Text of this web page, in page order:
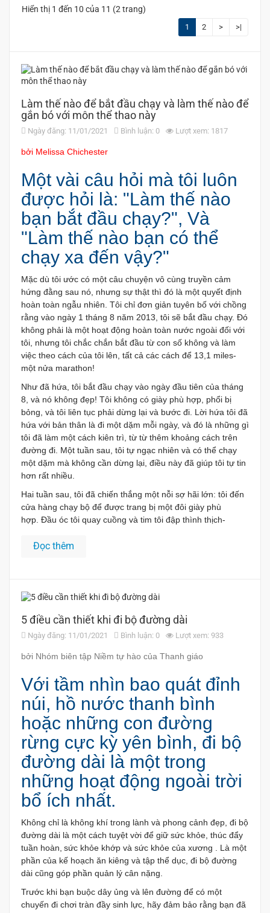
Hiển thị 1 đến 10 của 11 (2 trang)
1 2 > >|
Làm thế nào để bắt đầu chạy và làm thế nào để
gắn bó với môn thể thao này
Ngày đăng: 11/01/2021 Bình luận: 0 Lượt xem: 1817
bởi Melissa Chichester
Một vài câu hỏi mà tôi luôn
được hỏi là: "Làm thế nào
bạn bắt đầu chạy?", Và
"Làm thế nào bạn có thể
chạy xa đến vậy?"
Mặc dù tôi ước có một câu chuyện vô cùng truyền cảm
hứng đằng sau nó, nhưng sự thật thì đó là một quyết định
hoàn toàn ngẫu nhiên. Tôi chỉ đơn giản tuyên bố với chồng
rằng vào ngày 1 tháng 8 năm 2013, tôi sẽ bắt đầu chạy. Đó
không phải là một hoạt động hoàn toàn nước ngoài đối với
tôi, nhưng tôi chắc chắn bắt đầu từ con số không và làm
việc theo cách của tôi lên, tất cả các cách để 13,1 miles-
một nửa marathon!
Như đã hứa, tôi bắt đầu chạy vào ngày đầu tiên của tháng
8, và nó không đẹp! Tôi không có giày phù hợp, phổi bị
bỏng, và tôi liên tục phải dừng lại và bước đi. Lời hứa tôi đã
hứa với bản thân là đi một dặm mỗi ngày, và đó là những gì
tôi đã làm một cách kiên trì, từ từ thêm khoảng cách trên
đường đi. Một tuần sau, tôi tự ngạc nhiên và có thể chạy
một dặm mà không cần dừng lại, điều này đã giúp tôi tự tin
hơn rất nhiều.
Hai tuần sau, tôi đã chiến thắng một nỗi sợ hãi lớn: tôi đến
cửa hàng chạy bộ để được trang bị một đôi giày phù
hợp. Đầu óc tôi quay cuồng và tim tôi đập thình thịch-
Đọc thêm
5 điều cần thiết khi đi bộ đường dài
Ngày đăng: 11/01/2021 Bình luận: 0 Lượt xem: 933
bởi Nhóm biên tập Niềm tự hào của Thanh giáo
Với tầm nhìn bao quát đỉnh
núi, hồ nước thanh bình
hoặc những con đường
rừng cực kỳ yên bình, đi bộ
đường dài là một trong
những hoạt động ngoài trời
bổ ích nhất.
Không chỉ là không khí trong lành và phong cảnh đẹp, đi bộ
đường dài là một cách tuyệt vời để giữ sức khỏe, thúc đẩy
tuần hoàn, sức khỏe khớp và sức khỏe của xương . Là một
phần của kế hoạch ăn kiêng và tập thể dục, đi bộ đường
dài cũng góp phần quản lý cân nặng.
Trước khi bạn buộc dây ủng và lên đường để có một
chuyến đi chơi tràn đầy sinh lực, hãy đảm bảo rằng bạn đã